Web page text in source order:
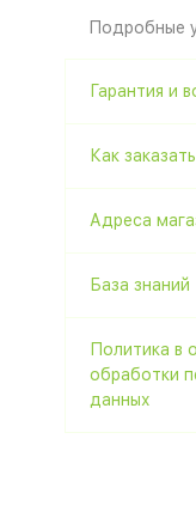
Подробные
Гарантия и
Как заказать
Адреса
База знаний
Политика в
обработки
данных